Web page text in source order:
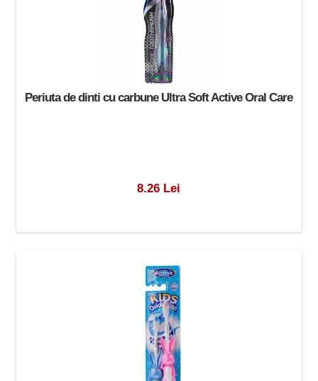
Periuta de dinti cu carbune Ultra Soft Active Oral Care
8.26 Lei